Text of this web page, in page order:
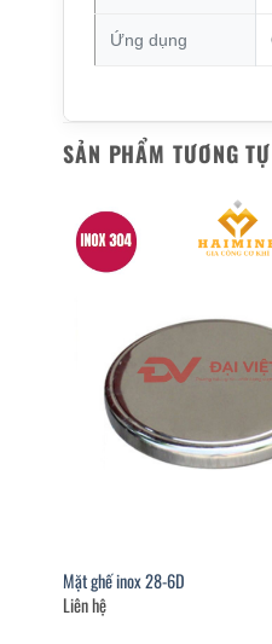
Ứng dụng
SẢN PHẨM TƯƠNG TỰ
Mặt ghế inox 28-6D
Liên hệ